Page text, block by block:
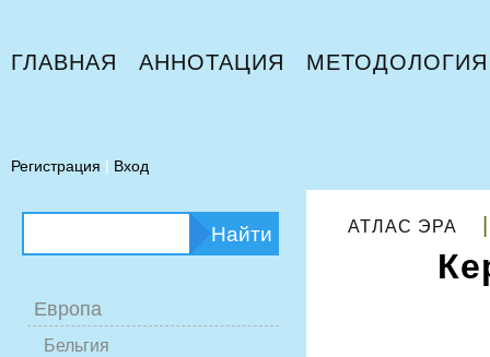
ГЛАВНАЯ АННОТАЦИЯ МЕТОДОЛОГИЯ
Регистрация | Вход
Европа
Бельгия
АТЛАС ЭРА